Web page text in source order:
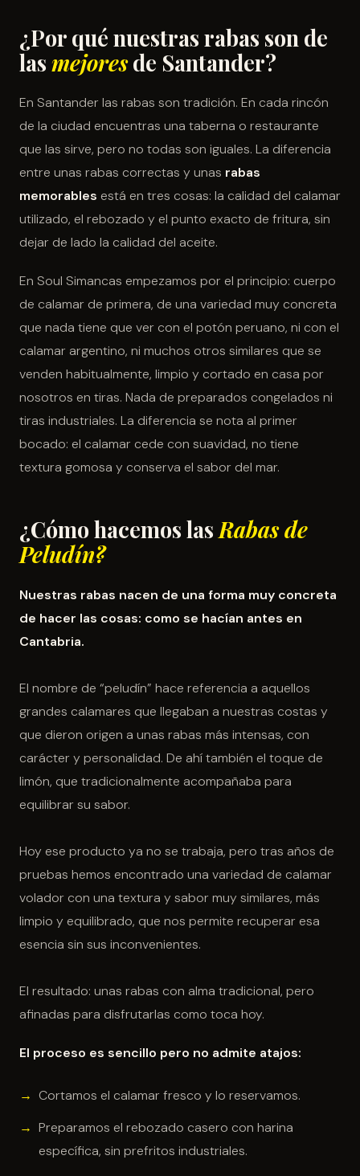
¿Por qué nuestras rabas son de
lasmejoresde Santander?
En Santander las rabas son tradición. En cada rincón
de la ciudad encuentras una taberna o restaurante
que las sirve, pero no todas son iguales. La diferencia
entre unas rabas correctas y unas rabas
memorables está en tres cosas: la calidad del calamar
utilizado, el rebozado y el punto exacto de fritura, sin
dejar de lado la calidad del aceite.
En Soul Simancas empezamos por el principio: cuerpo
de calamar de primera, de una variedad muy concreta
que nada tiene que ver con el potón peruano, ni con el
calamar argentino, ni muchos otros similares que se
venden habitualmente, limpio y cortado en casa por
nosotros en tiras. Nada de preparados congelados ni
tiras industriales. La diferencia se nota al primer
bocado: el calamar cede con suavidad, no tiene
textura gomosa y conserva el sabor del mar.
¿Cómo hacemos lasRabas de
Peludín?
Nuestras rabas nacen de una forma muy concreta
de hacer las cosas: como se hacían antes en
Cantabria.
El nombre de “peludín” hace referencia a aquellos
grandes calamares que llegaban a nuestras costas y
que dieron origen a unas rabas más intensas, con
carácter y personalidad. De ahí también el toque de
limón, que tradicionalmente acompañaba para
equilibrar su sabor.
Hoy ese producto ya no se trabaja, pero tras años de
pruebas hemos encontrado una variedad de calamar
volador con una textura y sabor muy similares, más
limpio y equilibrado, que nos permite recuperar esa
esencia sin sus inconvenientes.
El resultado: unas rabas con alma tradicional, pero
afinadas para disfrutarlas como toca hoy.
El proceso es sencillo pero no admite atajos:
Cortamos el calamar fresco y lo reservamos.
Preparamos el rebozado casero con harina
específica, sin prefritos industriales.